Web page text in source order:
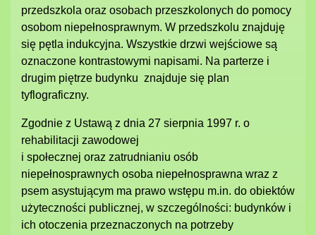
przedszkola oraz osobach przeszkolonych do pomocy
osobom niepełnosprawnym. W przedszkolu znajduję
się pętla indukcyjna. Wszystkie drzwi wejściowe są
oznaczone kontrastowymi napisami. Na parterze i
drugim piętrze budynku znajduje się plan
tyflograficzny.
Zgodnie z Ustawą z dnia 27 sierpnia 1997 r. o
rehabilitacji zawodowej
i społecznej oraz zatrudnianiu osób
niepełnosprawnych osoba niepełnosprawna wraz z
psem asystującym ma prawo wstępu m.in. do obiektów
użyteczności publicznej, w szczególności: budynków i
ich otoczenia przeznaczonych na potrzeby